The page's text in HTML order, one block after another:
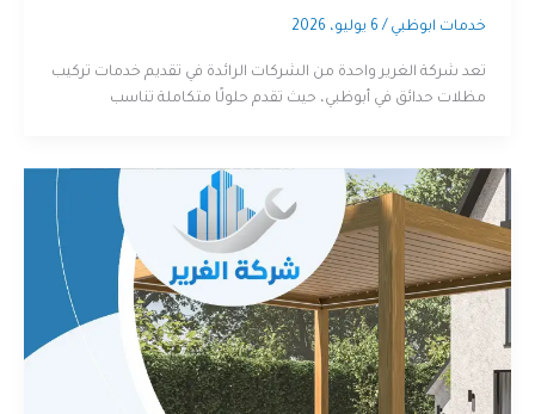
خدمات ابوظبي / 6 يوليو، 2026
تعد شركة الغرير واحدة من الشركات الرائدة في تقديم خدمات تركيب
مظلات حدائق في أبوظبي، حيث تقدم حلولًا متكاملة تناسب